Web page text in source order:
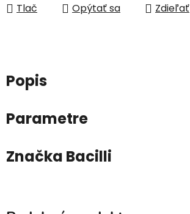
Tlač Opýtať sa Zdieľať
Popis
Parametre
Značka Bacilli